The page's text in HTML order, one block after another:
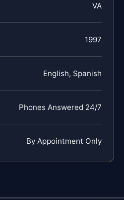
VA
1997
English, Spanish
Phones Answered 24/7
By Appointment Only